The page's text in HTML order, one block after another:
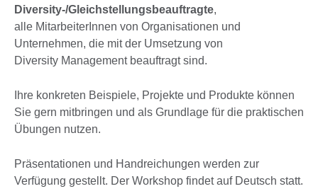
Diversity-/Gleichstellungsbeauftragte,
alle MitarbeiterInnen von Organisationen und
Unternehmen, die mit der Umsetzung von
Diversity Management beauftragt sind.
Ihre konkreten Beispiele, Projekte und Produkte können
Sie gern mitbringen und als Grundlage für die praktischen
Übungen nutzen.
Präsentationen und Handreichungen werden zur
Verfügung gestellt. Der Workshop findet auf Deutsch statt.